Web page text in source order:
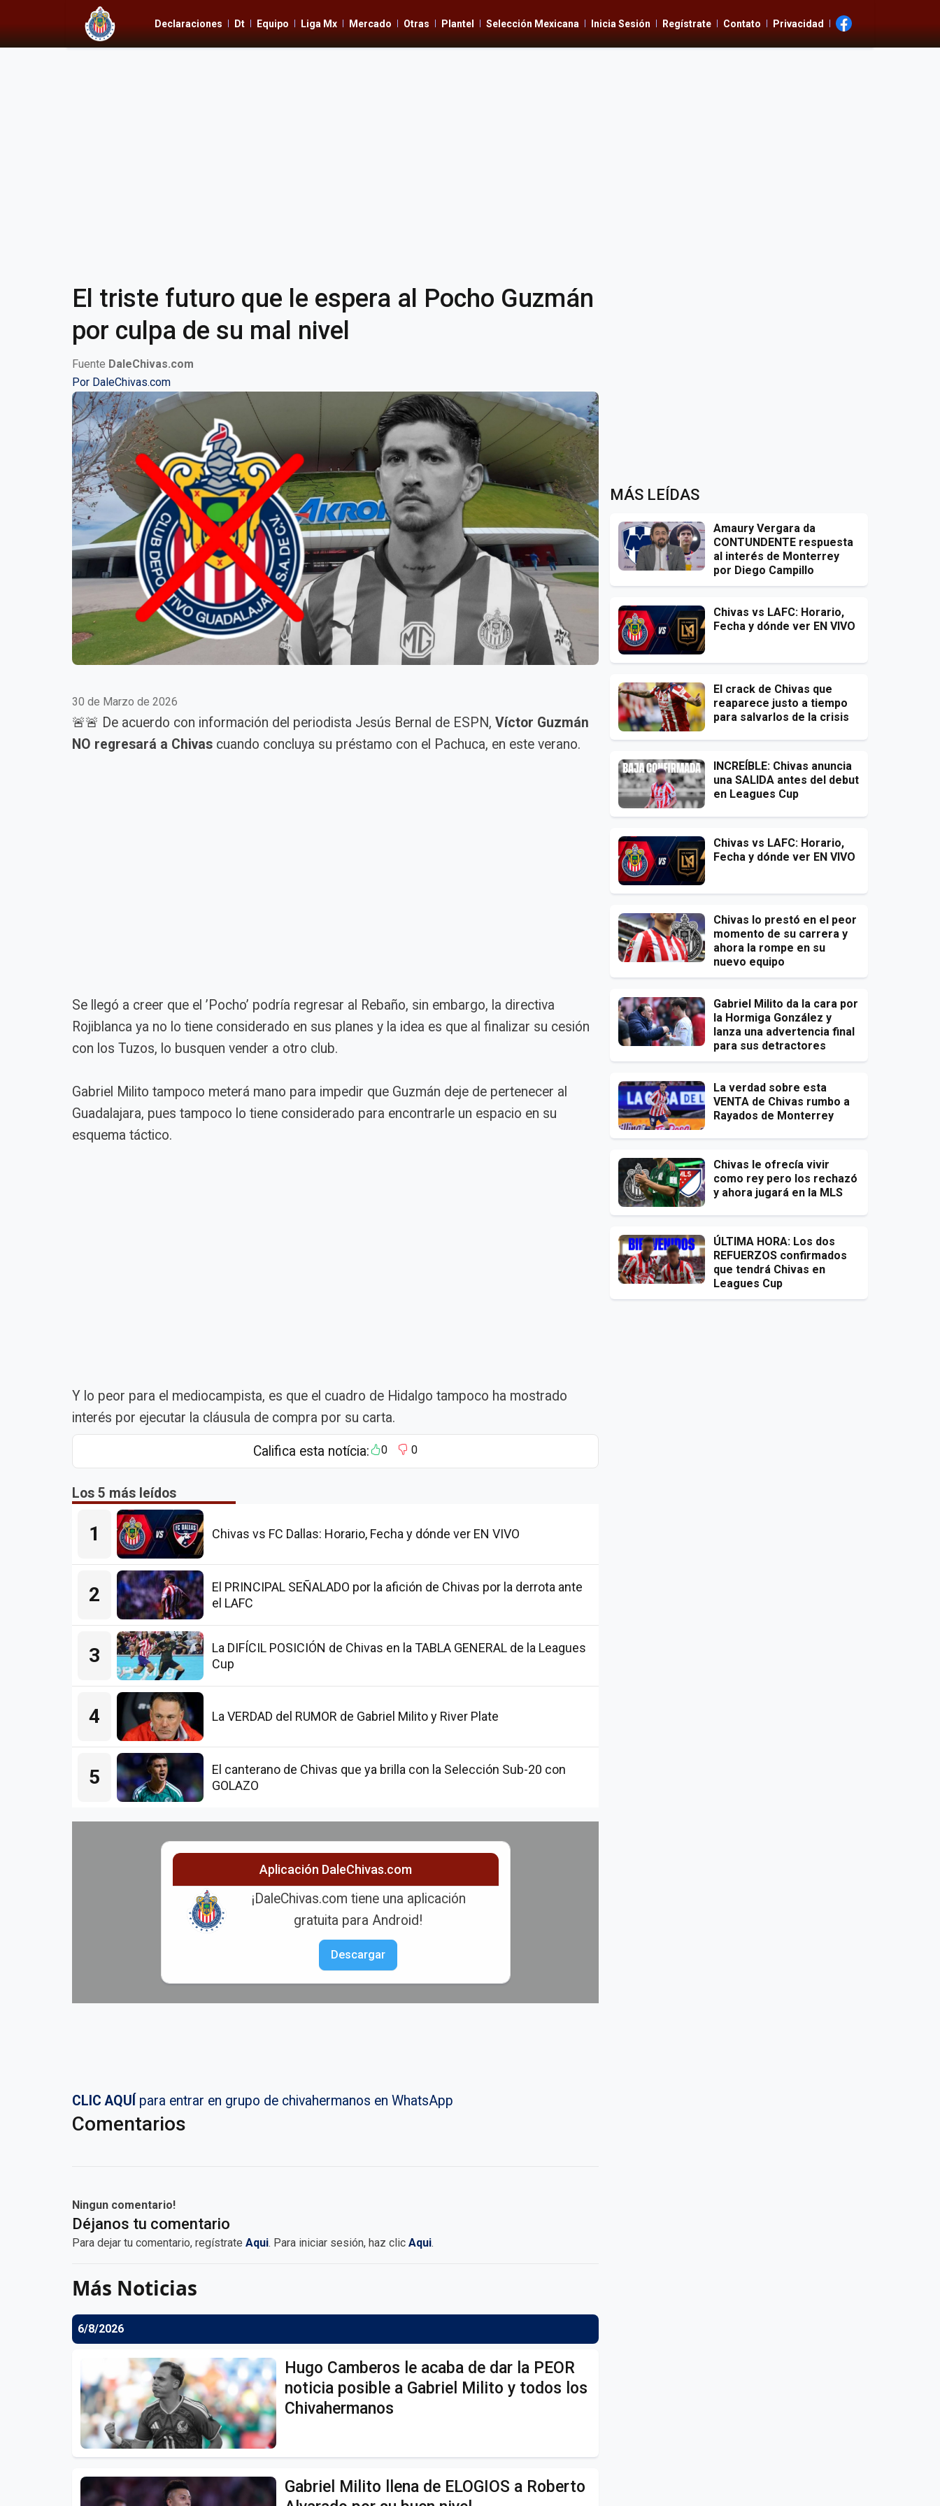
Declaraciones Dt Equipo Liga Mx Mercado Otras Plantel Selección Mexicana Inicia Sesión Regístrate Contato Privacidad
El triste futuro que le espera al Pocho Guzmán
por culpa de su mal nivel
Fuente DaleChivas.com
Por DaleChivas.com
30 de Marzo de 2026
🚨🚨 De acuerdo con información del periodista Jesús Bernal de ESPN, Víctor Guzmán
NO regresará a Chivas cuando concluya su préstamo con el Pachuca, en este verano.
Se llegó a creer que el ’Pocho’ podría regresar al Rebaño, sin embargo, la directiva
Rojiblanca ya no lo tiene considerado en sus planes y la idea es que al finalizar su cesión
con los Tuzos, lo busquen vender a otro club.
Gabriel Milito tampoco meterá mano para impedir que Guzmán deje de pertenecer al
Guadalajara, pues tampoco lo tiene considerado para encontrarle un espacio en su
esquema táctico.
Y lo peor para el mediocampista, es que el cuadro de Hidalgo tampoco ha mostrado
interés por ejecutar la cláusula de compra por su carta.
Califica esta notícia: 0 0
Los 5 más leídos
1 Chivas vs FC Dallas: Horario, Fecha y dónde ver EN VIVO
2
El PRINCIPAL SEÑALADO por la afición de Chivas por la derrota ante
el LAFC
3
La DIFÍCIL POSICIÓN de Chivas en la TABLA GENERAL de la Leagues
Cup
4 La VERDAD del RUMOR de Gabriel Milito y River Plate
5
El canterano de Chivas que ya brilla con la Selección Sub-20 con
GOLAZO
Aplicación DaleChivas.com
¡DaleChivas.com tiene una aplicación
gratuita para Android!
Descargar
CLIC AQUÍ para entrar en grupo de chivahermanos en WhatsApp
Comentarios
Ningun comentario!
Déjanos tu comentario
Para dejar tu comentario, regístrate Aqui. Para iniciar sesión, haz clic Aqui.
Más Noticias
6/8/2026
Hugo Camberos le acaba de dar la PEOR
noticia posible a Gabriel Milito y todos los
Chivahermanos
Gabriel Milito llena de ELOGIOS a Roberto
MÁS LEÍDAS
Amaury Vergara da
CONTUNDENTE respuesta
al interés de Monterrey
por Diego Campillo
Chivas vs LAFC: Horario,
Fecha y dónde ver EN VIVO
El crack de Chivas que
reaparece justo a tiempo
para salvarlos de la crisis
INCREÍBLE: Chivas anuncia
una SALIDA antes del debut
en Leagues Cup
Chivas vs LAFC: Horario,
Fecha y dónde ver EN VIVO
Chivas lo prestó en el peor
momento de su carrera y
ahora la rompe en su
nuevo equipo
Gabriel Milito da la cara por
la Hormiga González y
lanza una advertencia final
para sus detractores
La verdad sobre esta
VENTA de Chivas rumbo a
Rayados de Monterrey
Chivas le ofrecía vivir
como rey pero los rechazó
y ahora jugará en la MLS
ÚLTIMA HORA: Los dos
REFUERZOS confirmados
que tendrá Chivas en
Leagues Cup